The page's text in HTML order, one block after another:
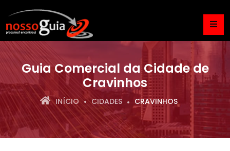
Guia Comercial da Cidade de
Cravinhos
INÍCIO CIDADES CRAVINHOS